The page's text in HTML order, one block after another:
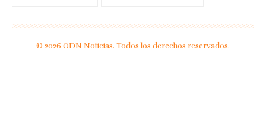
© 2026 ODN Noticias. Todos los derechos reservados.